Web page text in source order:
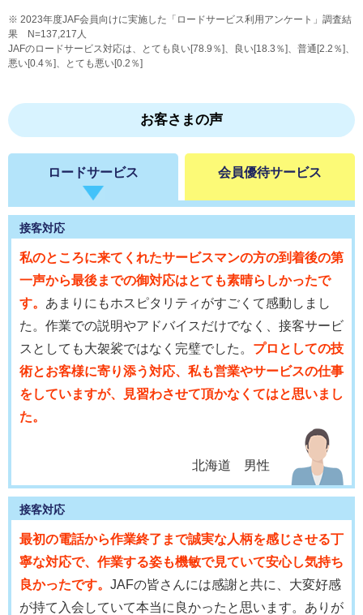
2023年度JAF会員向けに実施した「ロードサービス利用アンケート」調査結
果 N=137,217人
JAFのロードサービス対応は、とても良い[78.9％]、良い[18.3％]、普通[2.2％]、
悪い[0.4％]、とても悪い[0.2％]
お客さまの声
ロードサービス
接客対応
私のところに来てくれたサービスマンの方の到着後の第
一声から最後までの御対応はとても素晴らしかったで
す。 あまりにもホスピタリティがすごくて感動しまし
た。作業での説明やアドバイスだけでなく、接客サービ
スとしても大袈裟ではなく完璧でした。 プロとしての技
術とお客様に寄り添う対応、私も営業やサービスの仕事
をしていますが、見習わさせて頂かなくてはと思いまし
た。
北海道 男性
接客対応
最初の電話から作業終了まで誠実な人柄を感じさせる丁
寧な対応で、作業する姿も機敏で見ていて安心し気持ち
良かったです。 JAFの皆さんには感謝と共に、大変好感
が持て入会していて本当に良かったと思います。ありが
会員優待サービス